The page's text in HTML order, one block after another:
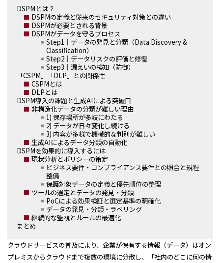
DSPMとは？
DSPMの定義と従来のセキュリティ対策との違い
DSPMが必要とされる背景
DSPMがデータを守るプロセス
Step1｜データの発見と分類（Data Discovery &
Classification）
Step2｜データリスクの評価と修復
Step3｜漏えいの検知（防御）
「CSPM」「DLP」との関係性
CSPMとは
DLPとは
DSPM導入の課題と生成AIによる突破口
非構造化データの分類が難しい理由
1) 保存場所が多岐にわたる
2) データが日々変化し続ける
3) 内容が多様で機械的な判別が難しい
生成AIによるデータ分類の自動化
DSPMを効果的に導入するには
現状分析とポリシーの策定
ビジネス要件・コンプライアンス要件との照合と規程
整備
保護対象データの定義と優先順位の整理
ツールの選定とデータの発見・分類
PoCによる効果検証と選定基準の明確化
データの発見・分類・ラベリング
継続的な監視とルールの最適化
まとめ
クラウドサービスの普及により、企業が保有する情報（データ）はオン
プレミスからクラウドまで複数の環境に分散し、「社内のどこに何の情